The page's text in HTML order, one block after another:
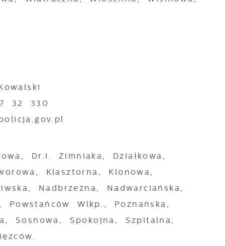
32 330
Dr.I. Zimniaka, Działkowa,
Klasztorna, Klonowa,
Nadbrzeżna, Nadwarciańska,
Wlkp., Poznańska,
Sosnowa, Spokojna, Szpitalna,